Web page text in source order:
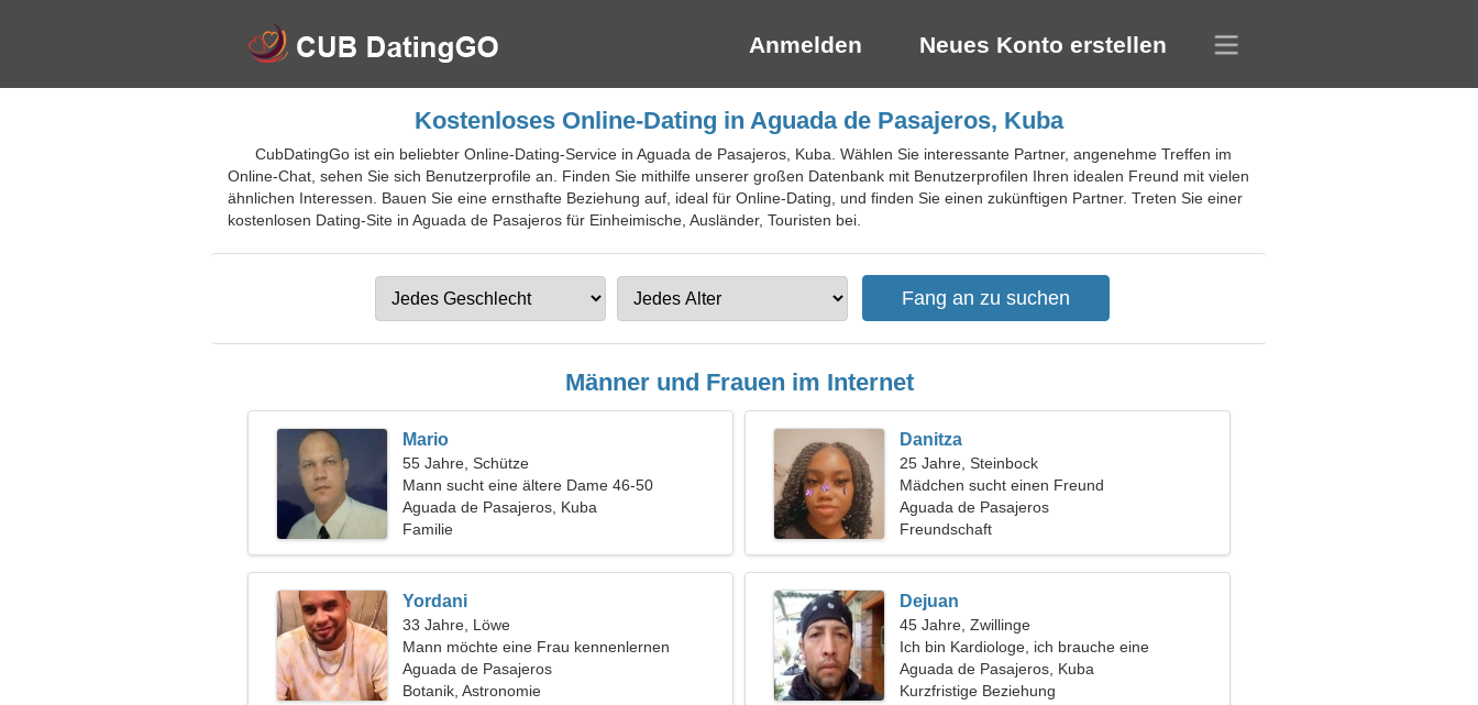
Anmelden Neues Konto erstellen
Kostenloses Online-Dating in Aguada de Pasajeros, Kuba
CubDatingGo ist ein beliebter Online-Dating-Service in Aguada de Pasajeros, Kuba. Wählen Sie interessante Partner, angenehme Treffen im
Online-Chat, sehen Sie sich Benutzerprofile an. Finden Sie mithilfe unserer großen Datenbank mit Benutzerprofilen Ihren idealen Freund mit vielen
ähnlichen Interessen. Bauen Sie eine ernsthafte Beziehung auf, ideal für Online-Dating, und finden Sie einen zukünftigen Partner. Treten Sie einer
kostenlosen Dating-Site in Aguada de Pasajeros für Einheimische, Ausländer, Touristen bei.
Männer und Frauen im Internet
Mario
55 Jahre, Schütze
Mann sucht eine ältere Dame 46-50
Aguada de Pasajeros, Kuba
Familie
Danitza
25 Jahre, Steinbock
Mädchen sucht einen Freund
Aguada de Pasajeros
Freundschaft
Yordani
33 Jahre, Löwe
Mann möchte eine Frau kennenlernen
Aguada de Pasajeros
Botanik, Astronomie
Dejuan
45 Jahre, Zwillinge
Ich bin Kardiologe, ich brauche eine
verführerische Frau
Aguada de Pasajeros, Kuba
Kurzfristige Beziehung